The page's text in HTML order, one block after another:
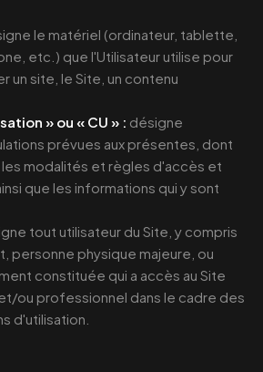
le matériel (ordinateur, tablette,
etc.) que l'Utilisateur utilise pour
un site, le Site, un contenu
» ou « CU » : désigne
prévues aux présentes, dont
modalités et règles d'accès et
que les informations qui y sont
tout utilisateur du Site, y compris
personne physique majeure, ou
constituée qui a accès au Site
ou professionnel dans le cadre des
d'utilisation.